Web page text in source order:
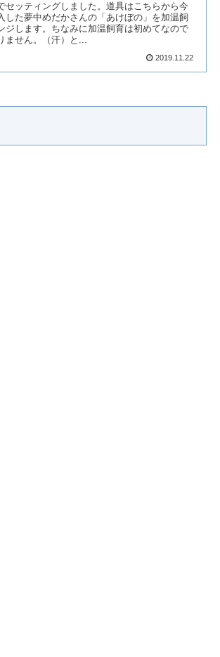
セッティングしました。道具はこちらから今
した夢中めだかさんの「あけぼの」を加温飼
ジします。ちなみに加温飼育は初めてなので
ません。（汗）と...
2019.11.22